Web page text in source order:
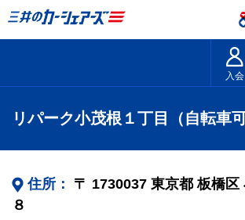
入会
リパーク小茂根１丁目（自転車可
住所： 〒 1730037 東京都 板橋区
８